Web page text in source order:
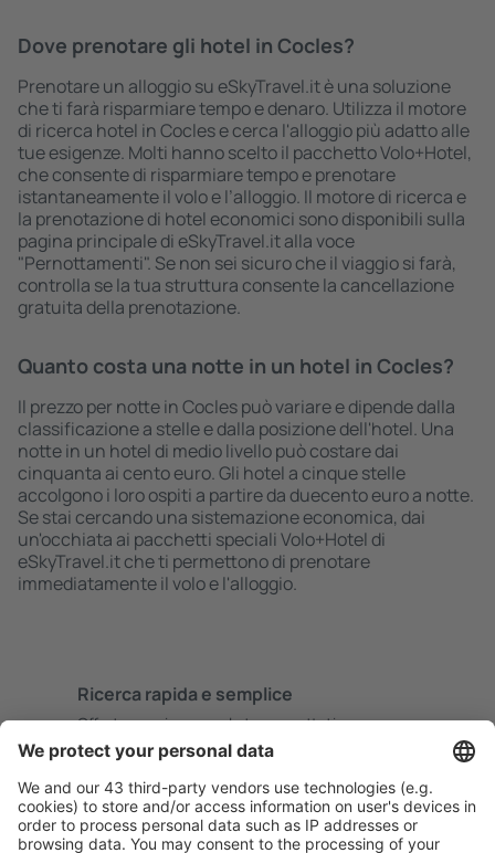
Dove prenotare gli hotel in Cocles?
Prenotare un alloggio su eSkyTravel.it è una soluzione
che ti farà risparmiare tempo e denaro. Utilizza il motore
di ricerca hotel in Cocles e cerca l'alloggio più adatto alle
tue esigenze. Molti hanno scelto il pacchetto Volo+Hotel,
che consente di risparmiare tempo e prenotare
istantaneamente il volo e l’alloggio. Il motore di ricerca e
la prenotazione di hotel economici sono disponibili sulla
pagina principale di eSkyTravel.it alla voce
"Pernottamenti". Se non sei sicuro che il viaggio si farà,
controlla se la tua struttura consente la cancellazione
gratuita della prenotazione.
Quanto costa una notte in un hotel in Cocles?
Il prezzo per notte in Cocles può variare e dipende dalla
classificazione a stelle e dalla posizione dell'hotel. Una
notte in un hotel di medio livello può costare dai
cinquanta ai cento euro. Gli hotel a cinque stelle
accolgono i loro ospiti a partire da duecento euro a notte.
Se stai cercando una sistemazione economica, dai
un'occhiata ai pacchetti speciali Volo+Hotel di
eSkyTravel.it che ti permettono di prenotare
immediatamente il volo e l'alloggio.
Ricerca rapida e semplice
Offerta su misura per le tue aspettative.
Pianifica in sicurezza
Prenotazione senza pensieri con possibilità di
cancellazione gratuita.